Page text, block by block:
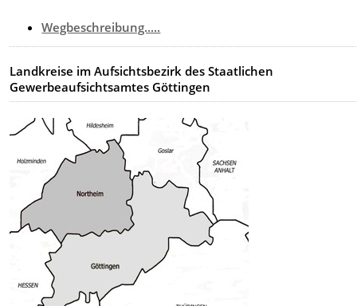
Wegbeschreibung.....
Landkreise im Aufsichtsbezirk des Staatlichen
Gewerbeaufsichtsamtes Göttingen